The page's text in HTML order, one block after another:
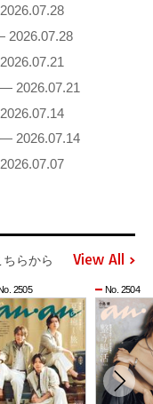
2026.07.28
— 2026.07.21
— 2026.07.14
らから View All
2505 No. 2504